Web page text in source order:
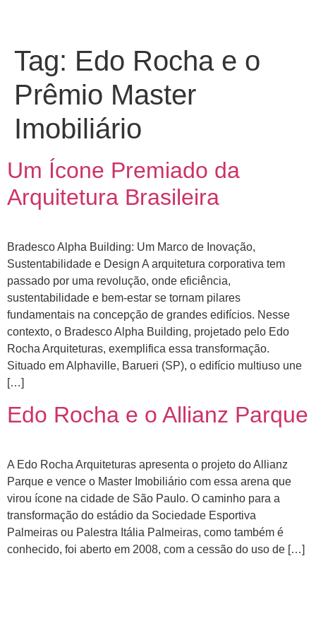
Tag: Edo Rocha e o
Prêmio Master
Imobiliário
Um Ícone Premiado da
Arquitetura Brasileira
Bradesco Alpha Building: Um Marco de Inovação,
Sustentabilidade e Design A arquitetura corporativa tem
passado por uma revolução, onde eficiência,
sustentabilidade e bem-estar se tornam pilares
fundamentais na concepção de grandes edifícios. Nesse
contexto, o Bradesco Alpha Building, projetado pelo Edo
Rocha Arquiteturas, exemplifica essa transformação.
Situado em Alphaville, Barueri (SP), o edifício multiuso une
[…]
Edo Rocha e o Allianz Parque
A Edo Rocha Arquiteturas apresenta o projeto do Allianz
Parque e vence o Master Imobiliário com essa arena que
virou ícone na cidade de São Paulo. O caminho para a
transformação do estádio da Sociedade Esportiva
Palmeiras ou Palestra Itália Palmeiras, como também é
conhecido, foi aberto em 2008, com a cessão do uso de […]